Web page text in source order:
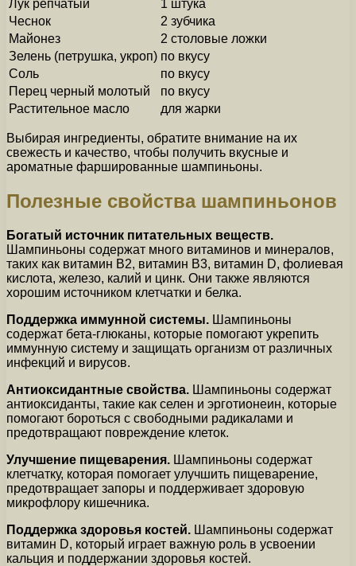
Лук репчатый
1 штука
Чеснок
2 зубчика
Майонез
2 столовые ложки
Зелень (петрушка, укроп) по вкусу
Соль
по вкусу
Перец черный молотый
по вкусу
Растительное масло
для жарки
Выбирая ингредиенты, обратите внимание на их
свежесть и качество, чтобы получить вкусные и
ароматные фаршированные шампиньоны.
Полезные свойства шампиньонов
Богатый источник питательных веществ.
Шампиньоны содержат много витаминов и минералов,
таких как витамин В2, витамин В3, витамин D, фолиевая
кислота, железо, калий и цинк. Они также являются
хорошим источником клетчатки и белка.
Поддержка иммунной системы. Шампиньоны
содержат бета-глюканы, которые помогают укрепить
иммунную систему и защищать организм от различных
инфекций и вирусов.
Антиоксидантные свойства. Шампиньоны содержат
антиоксиданты, такие как селен и эрготионеин, которые
помогают бороться с свободными радикалами и
предотвращают повреждение клеток.
Улучшение пищеварения. Шампиньоны содержат
клетчатку, которая помогает улучшить пищеварение,
предотвращает запоры и поддерживает здоровую
микрофлору кишечника.
Поддержка здоровья костей. Шампиньоны содержат
витамин D, который играет важную роль в усвоении
кальция и поддержании здоровья костей.